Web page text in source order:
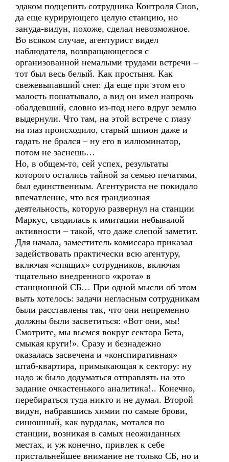
эдаком подцепить сотрудника Контроля Снов,
да еще курирующего целую станцию, но
зануда-видун, похоже, сделал невозможное.
Во всяком случае, агентурист видел
наблюдателя, возвращающегося с
организованной немалыми трудами встречи –
тот был весь белый. Как простыня. Как
свежевыпавший снег. Да еще при этом его
малость пошатывало, а вид он имел напрочь
обалдевший, словно из-под него вдруг землю
выдернули. Что там, на этой встрече с глазу
на глаз происходило, старый шпион даже и
гадать не брался – ну его в иллюминатор,
потом не заснешь…
Но, в общем-то, сей успех, результаты
которого остались тайной за семью печатями,
был единственным. Агентуриста не покидало
впечатление, что вся грандиозная
деятельность, которую развернул на станции
Маркус, сводилась к имитации небывалой
активности – такой, что даже слепой заметит.
Для начала, заместитель комиссара приказал
задействовать практически всю агентуру,
включая «спящих» сотрудников, включая
тщательно внедренного «крота» в
станционной СБ… При одной мысли об этом
выть хотелось: задачи негласным сотрудникам
были расставлены так, что они непременно
должны были засветиться: «Вот они, мы!
Смотрите, мы вьемся вокруг сектора Бета,
смыкая круги!». Сразу и безнадежно
оказалась засвечена и «конспиративная»
штаб-квартира, примыкающая к сектору: ну
надо ж было додуматься отправлять на это
задание очкастенького аналитика!.. Конечно,
перебираться туда никто и не думал. Второй
видун, набравшись химии по самые брови,
синюшный, как вурдалак, мотался по
станции, возникая в самых неожиданных
местах, и уж конечно, привлек к себе
пристальнейшее внимание не только СБ, но и